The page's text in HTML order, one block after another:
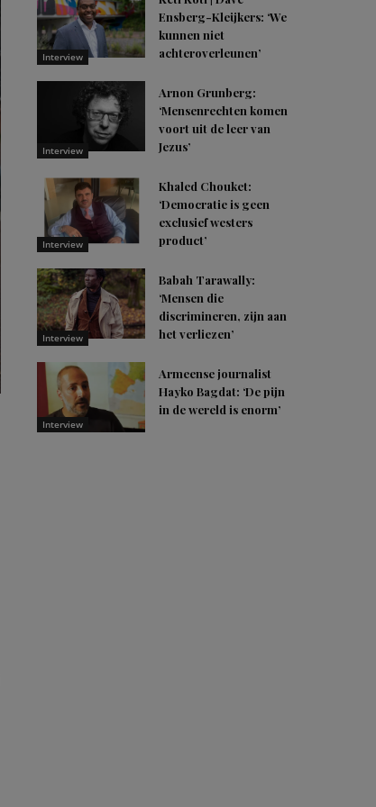
Interview
Ensberg-Kleijkers: ‘We
kunnen niet
achteroverleunen’
Interview
Arnon Grunberg:
‘Mensenrechten komen
voort uit de leer van
Jezus’
Interview
Khaled Chouket:
‘Democratie is geen
exclusief westers
product’
Interview
Babah Tarawally:
‘Mensen die
discrimineren, zijn aan
het verliezen’
Interview
Armeense journalist
Hayko Bagdat: ‘De pijn
in de wereld is enorm’